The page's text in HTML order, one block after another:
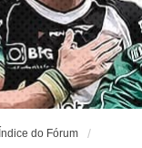
Índice do Fórum